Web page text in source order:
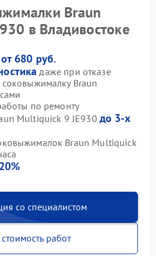
Braun
в Владивостоке
от 680 руб.
даже при отказе
Braun
по ремонту
Multiquick 9 JE930 до 3-х
Braun Multiquick
20%
со специалистом
стоимость работ